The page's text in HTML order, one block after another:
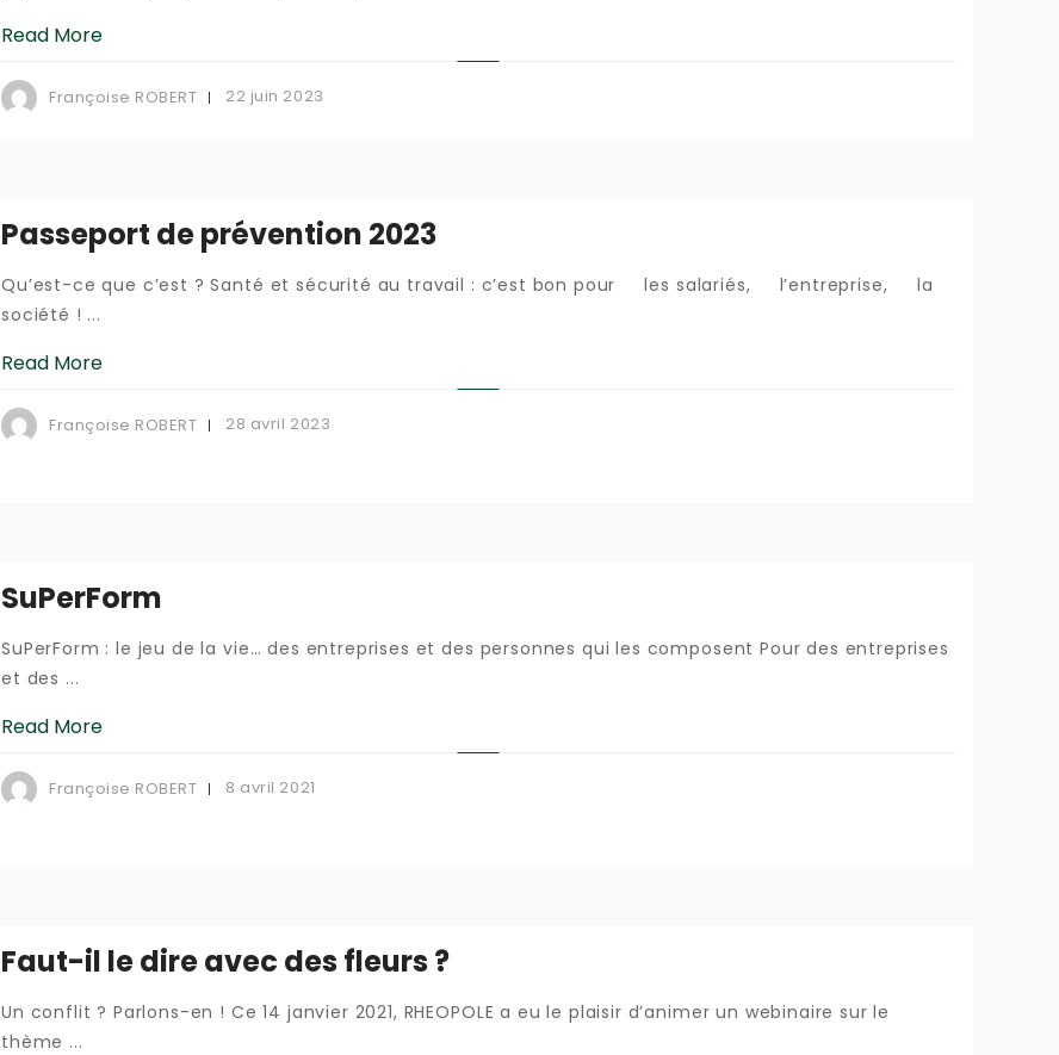
Read More
Françoise ROBERT 22 juin 2023
Passeport de prévention 2023
Qu’est-ce que c’est ? Santé et sécurité au travail : c’est bon pour les salariés, l’entreprise, la
société ! ...
Read More
Françoise ROBERT 28 avril 2023
SuPerForm
SuPerForm : le jeu de la vie… des entreprises et des personnes qui les composent Pour des entreprises
et des ...
Read More
Françoise ROBERT 8 avril 2021
Faut-il le dire avec des fleurs ?
Un conflit ? Parlons-en ! Ce 14 janvier 2021, RHEOPOLE a eu le plaisir d’animer un webinaire sur le
thème ...